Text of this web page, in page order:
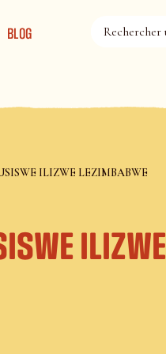
BLOG
ILIZWE LEZIMBABWE
ILIZWE